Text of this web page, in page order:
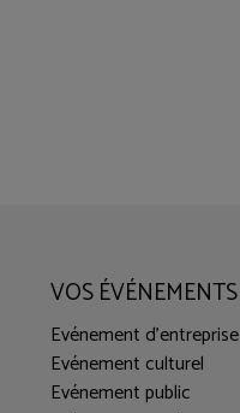
VOS ÉVÉNEMENTS
Evénement d'entreprise
Evénement culturel
Evénement public